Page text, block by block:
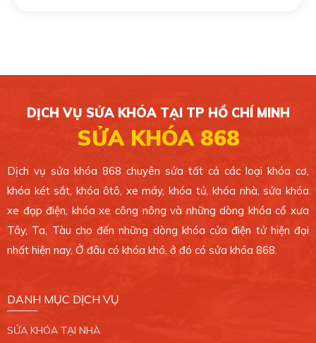
Môn. TP.HCM.
0389 099 868
CHI NHÁNH 6
4 Ông Ích Khiêm, Phường 14, Quận 11. TP.HCM.
0389 099 868
CHI NHÁNH 7
765/2 Trần Xuân Soạn, Phường Tân Hưng, Quận
DỊCH VỤ SỬA KHÓA TẠI TP HỒ CHÍ MINH
SỬA KHÓA 868
Dịch vụ sửa khóa 868 chuyên sửa tất cả các loại khóa cơ,
khóa két sắt, khóa ôtô, xe máy, khóa tủ, khóa nhà, sửa khóa
xe đạp điện, khóa xe công nông và những dòng khóa cổ xưa
Tây, Ta, Tàu cho đến những dòng khóa cửa điện tử hiện đại
nhất hiện nay. Ở đâu có khóa khó, ở đó có sửa khóa 868.
DANH MỤC DỊCH VỤ
SỬA KHÓA TẠI NHÀ